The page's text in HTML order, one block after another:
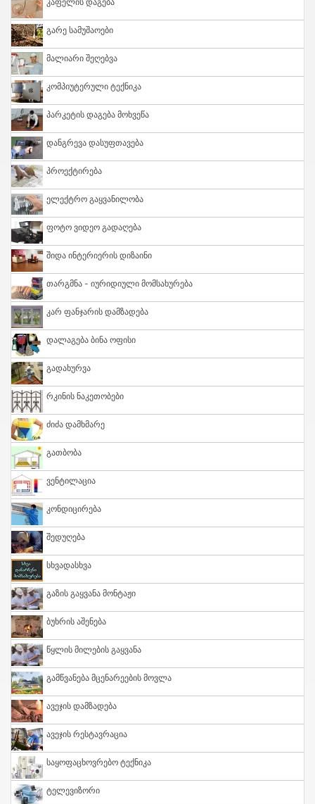
Გარე Სამუშაოები
Მალიარი Შეღებვა
Კომპიუტერული Ტექნიკა
Პარკეტის Დაგება Მოხვეწა
Დანგრევა Დასუფთავება
Პროექტირება
Ელექტრო Გაყვანილობა
Ფოტო Ვიდეო Გადაღება
Შიდა Ინტერიერის Დიზაინი
Თარგმნა - Იურიდიული Მომსახურება
Კარ Ფანჯარის Დამზადება
Დალაგება Ბინა Ოფისი
Გადახურვა
Რკინის Ნაკეთობები
Ძიძა Დამხმარე
Გათბობა
Ვენტილაცია
Კონდიცირება
Შედუღება
Სხვადასხვა
Გაზის Გაყვანა Მონტაჟი
Ბუხრის Აშენება
Წყლის Მილების Გაყვანა
Გამწვანება Მცენარეების Მოვლა
Ავეჯის Დამზადება
Ავეჯის Რესტავრაცია
Საყოფაცხოვრებო Ტექნიკა
Ტელევიზორი